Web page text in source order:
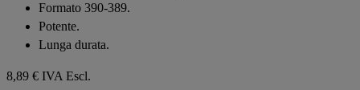
stelle.
Formato 390-389.
Potente.
Lunga durata.
8,89 € IVA Escl.